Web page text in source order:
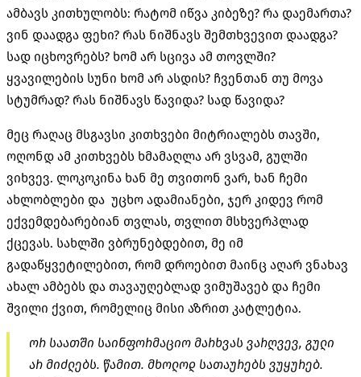
ამბავს კითხულობს: რატომ იწვა კიბეზე? რა დაემართა?
ვინ დაადგა ფეხი? რას ნიშნავს შემთხვევით დაადგა?
სად იცხოვრებს? ხომ არ სცივა ამ თოვლში?
ყვავილების სუნი ხომ არ ასდის? ჩვენთან თუ მოვა
სტუმრად? რას ნიშნავს წავიდა? სად წავიდა?
მეც რაღაც მსგავსი კითხვები მიტრიალებს თავში,
ოღონდ ამ კითხვებს ხმამაღლა არ ვსვამ, გულში
ვიხვევ. ლოკოკინა ხან მე თვითონ ვარ, ხან ჩემი
ახლობლები და უცხო ადამიანები, ჯერ კიდევ რომ
ექვემდებარებიან თვლას, თვლით მსხვერპლად
ქცევას. სახლში ვბრუნებდებით, მე იმ
გადაწყვეტილებით, რომ დროებით მაინც აღარ ვნახავ
ახალ ამბებს და თავაუღებლად ვიმუშავებ და ჩემი
შვილი ქვით, რომელიც მისი აზრით კატლეტია.
ორ საათში საინფორმაციო მარხვას ვარღვევ, გული
არ მიძლებს. წამით. მხოლოდ სათაურებს ვუყურებ.